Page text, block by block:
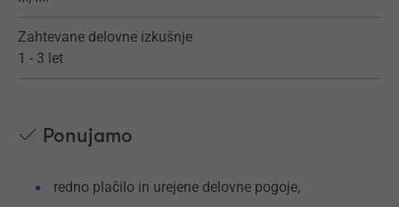
Zahtevane delovne izkušnje
1 - 3 let
Ponujamo
redno plačilo in urejene delovne pogoje,